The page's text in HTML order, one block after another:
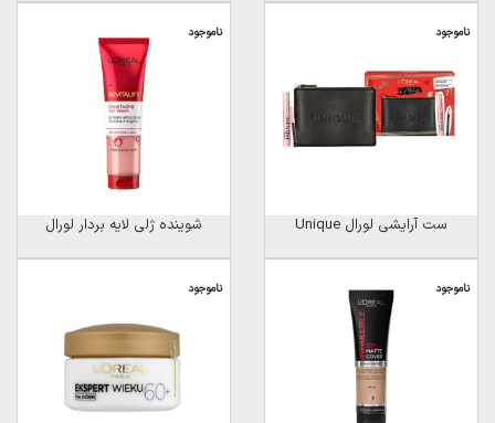
ناموجود
ست آرایشی لورال Unique
ناموجود
شوینده ژلی لایه بردار لورال
ناموجود ناموجود